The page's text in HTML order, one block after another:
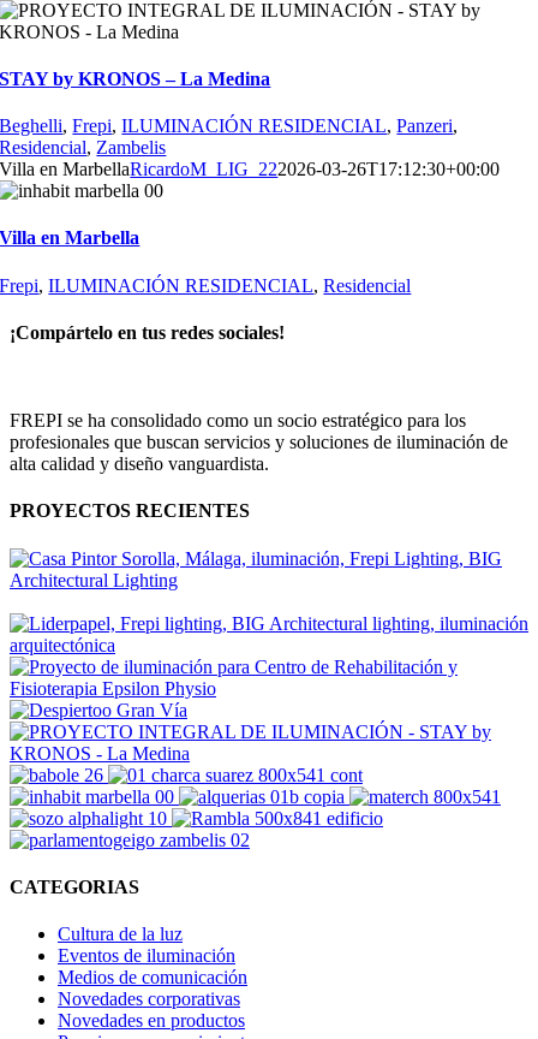
STAY by KRONOS – La Medina
Beghelli,Frepi,ILUMINACIÓN RESIDENCIAL,Panzeri,
Residencial, Zambelis
Villa en MarbellaRicardoM_LIG_222026-03-26T17:12:30+00:00
Villa en Marbella
Frepi,ILUMINACIÓN RESIDENCIAL,Residencial
¡Compártelo en tus redes sociales!
FREPI se ha consolidado como un socio estratégico para los
profesionales que buscan servicios y soluciones de iluminación de
alta calidad y diseño vanguardista.
PROYECTOS RECIENTES
CATEGORIAS
Cultura de la luz
Eventos de iluminación
Medios de comunicación
Novedades corporativas
Novedades en productos